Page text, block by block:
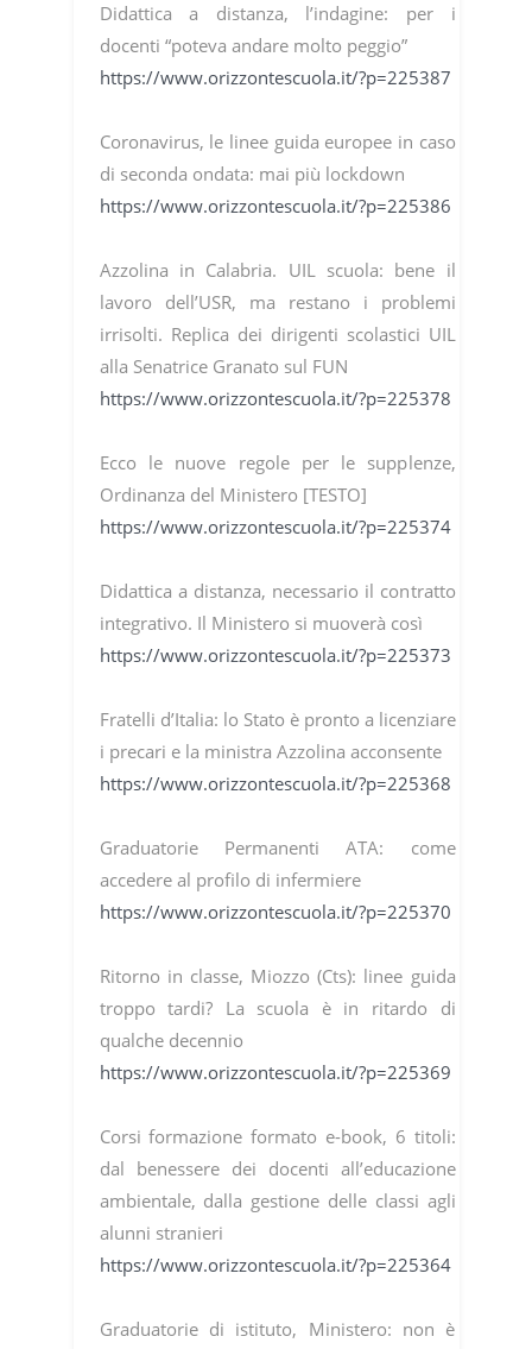
Didattica a distanza, l’indagine: per i
docenti “poteva andare molto peggio”
https://www.orizzontescuola.it/?p=225387
Coronavirus, le linee guida europee in caso
di seconda ondata: mai più lockdown
https://www.orizzontescuola.it/?p=225386
Azzolina in Calabria. UIL scuola: bene il
lavoro dell’USR, ma restano i problemi
irrisolti. Replica dei dirigenti scolastici UIL
alla Senatrice Granato sul FUN
https://www.orizzontescuola.it/?p=225378
Ecco le nuove regole per le supplenze,
Ordinanza del Ministero [TESTO]
https://www.orizzontescuola.it/?p=225374
Didattica a distanza, necessario il contratto
integrativo. Il Ministero si muoverà così
https://www.orizzontescuola.it/?p=225373
Fratelli d’Italia: lo Stato è pronto a licenziare
i precari e la ministra Azzolina acconsente
https://www.orizzontescuola.it/?p=225368
Graduatorie Permanenti ATA: come
accedere al profilo di infermiere
https://www.orizzontescuola.it/?p=225370
Ritorno in classe, Miozzo (Cts): linee guida
troppo tardi? La scuola è in ritardo di
qualche decennio
https://www.orizzontescuola.it/?p=225369
Corsi formazione formato e-book, 6 titoli:
dal benessere dei docenti all’educazione
ambientale, dalla gestione delle classi agli
alunni stranieri
https://www.orizzontescuola.it/?p=225364
Graduatorie di istituto, Ministero: non è